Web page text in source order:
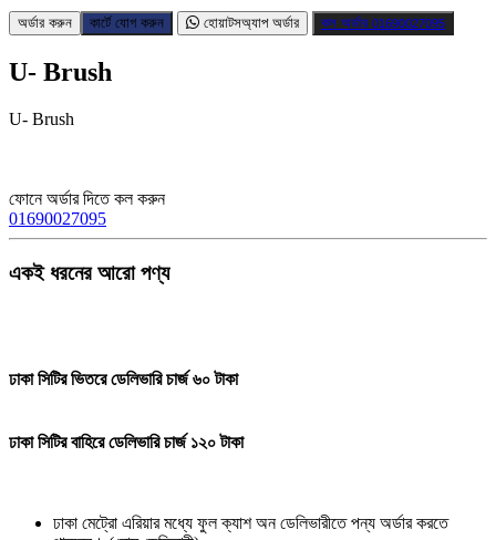
অর্ডার করুন কার্টে যোগ করুন হোয়াটসঅ্যাপ অর্ডার কল অর্ডার 01690027095
U- Brush
U- Brush
ফোনে অর্ডার দিতে কল করুন
01690027095
একই ধরনের আরো পণ্য
ঢাকা সিটির ভিতরে ডেলিভারি চার্জ৬০টাকা
ঢাকা সিটির বাহিরে ডেলিভারি চার্জ ১২০টাকা
ঢাকা মেট্রো এরিয়ার মধ্যে ফুল ক্যাশ অন ডেলিভারীতে পন্য অর্ডার করতে